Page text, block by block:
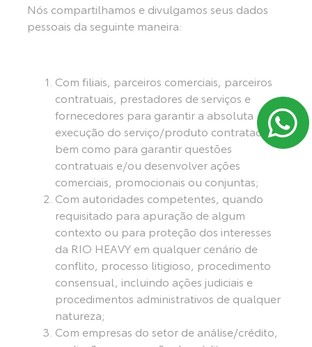
Nós compartilhamos e divulgamos seus dados
pessoais da seguinte maneira:
Com filiais, parceiros comerciais, parceiros
contratuais, prestadores de serviços e
fornecedores para garantir a absoluta
execução do serviço/produto contratado,
bem como para garantir questões
contratuais e/ou desenvolver ações
comerciais, promocionais ou conjuntas;
Com autoridades competentes, quando
requisitado para apuração de algum
contexto ou para proteção dos interesses
da RIO HEAVY em qualquer cenário de
conflito, processo litigioso, procedimento
consensual, incluindo ações judiciais e
procedimentos administrativos de qualquer
natureza;
Com empresas do setor de análise/crédito,